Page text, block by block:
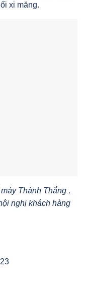
xi măng.
Thành Thắng ,
nghị khách hàng